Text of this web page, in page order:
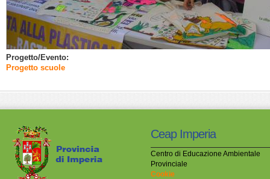
Progetto/Evento:
Progetto scuole
Ceap Imperia
Centro di Educazione Ambientale
Provinciale
Cookie